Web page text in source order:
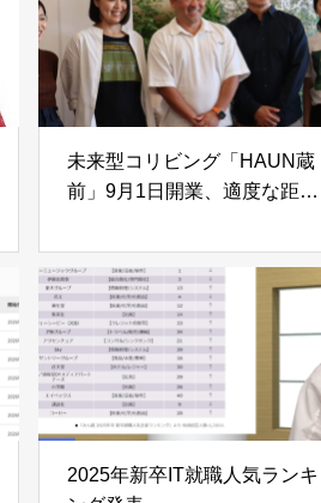
未来型コリビング「HAUN蔵
前」9月1日開業、適度な距離
提案
2025年新卒IT就職人気ランキ